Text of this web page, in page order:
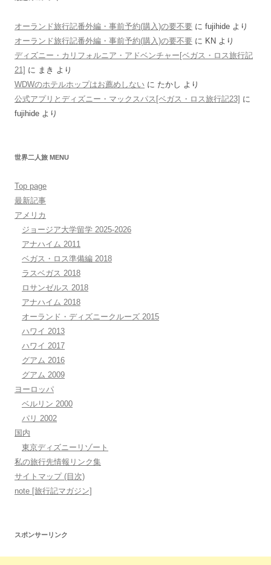
オーランド旅行記番外編・事前予約(購入)の要不要 に fujihide より
オーランド旅行記番外編・事前予約(購入)の要不要 に KN より
ディズニー・カリフォルニア・アドベンチャー[ベガス・ロス旅行記
21] に まき より
WDWのホテルホップはお薦めしない に たかし より
公式アプリとディズニー・マックスパス[ベガス・ロス旅行記23] に
fujihide より
世界二人旅 MENU
Top page
最新記事
アメリカ
ジョージア大学留学 2025-2026
アナハイム 2011
ベガス・ロス準備編 2018
ラスベガス 2018
ロサンゼルス 2018
アナハイム 2018
オーランド・ディズニークルーズ 2015
ハワイ 2013
ハワイ 2017
グアム 2016
グアム 2009
ヨーロッパ
ベルリン 2000
パリ 2002
国内
東京ディズニーリゾート
私の旅行先情報リンク集
サイトマップ (目次)
note [旅行記マガジン]
スポンサーリンク